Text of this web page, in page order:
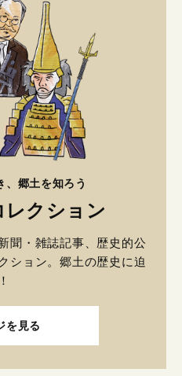
、郷土を知ろう
クション
聞・雑誌記事、歴史的公
ション。郷土の歴史に迫
を見る